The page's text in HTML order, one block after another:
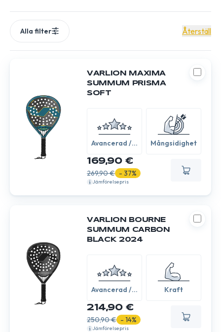
VARLION MAXIMA
SUMMUM PRISMA
SOFT
Avancerad /
Mångsidighet
169,90 €
269,90 € - 37%
Jämförelsepris
VARLION BOURNE
SUMMUM CARBON
BLACK 2024
Avancerad /
Kraft
214,90 €
250,90 € - 14%
Jämförelsepris
Alla filter Återställ